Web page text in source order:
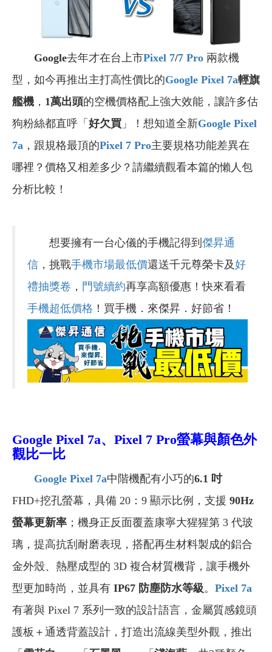
Google去年才在台上市Pixel 7/7 Pro 兩款機
型，如今再推出主打高性價比的Google Pixel 7a輕旗
艦機 ， 1萬出頭的空機價格配上強大效能，讓許多估
狗粉絲都直呼「 好欠買 」！想知道全新Google Pixel
7a ，跟規格最頂的Pixel 7 Pro主要規格功能差異在
哪裡？價格又相差多少？請繼續觀看本篇的懶人包
分析比較！
想要擁有一台心儀的手機記得到 傑昇通
信 ，挑戰手機市場最低價還送千元尊榮卡及好
禮抽獎卷 ， 門號續約再享高額優惠！快來看看
手機超低價格 ！買手機．來傑昇．好節省！
Google Pixel 7a、Pixel 7 Pro螢幕與顏色外
觀比一比
Google Pixel 7a中階機配有小巧的6.1 吋
FHD+挖孔螢幕，具備 20：9 顯示比例，支援 90Hz
螢幕更新率 ；機身正反面覆蓋康寧大猩猩第 3 代玻
璃，提高抗刮耐磨表現，搭配再生材料製成的鋁合
金外殼、熱壓成型的 3D 複合材質機背，讓手機外
型更加時尚，並具有 IP67 防塵防水等級。 Pixel 7a
有著與 Pixel 7 系列一致的設計語言，金屬質感鏡頭
護板＋通透背蓋設計，打造出流線美型外觀，推出